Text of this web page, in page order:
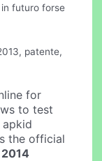
futuro forse
patente,
for
to test
the official